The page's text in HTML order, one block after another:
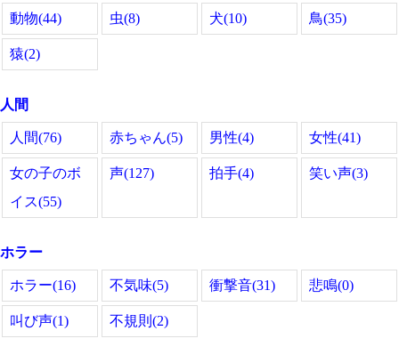
動物(44) 虫(8) 犬(10) 鳥(35)
猿(2)
人間
人間(76) 赤ちゃん(5) 男性(4) 女性(41)
女の子のボ
イス(55)
声(127) 拍手(4) 笑い声(3)
ホラー
ホラー(16) 不気味(5) 衝撃音(31) 悲鳴(0)
叫び声(1) 不規則(2)